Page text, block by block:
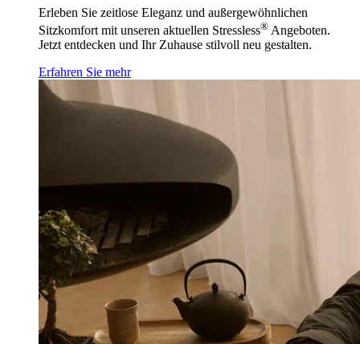
Erleben Sie zeitlose Eleganz und außergewöhnlichen
Sitzkomfort mit unseren aktuellen Stressless® Angeboten.
Jetzt entdecken und Ihr Zuhause stilvoll neu gestalten.
Erfahren Sie mehr